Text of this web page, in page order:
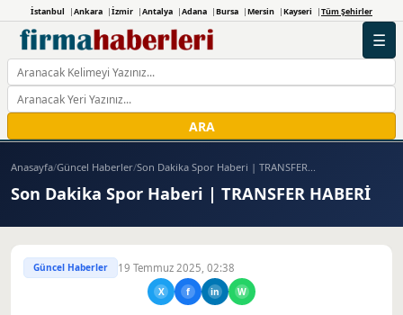
İstanbul Ankara İzmir Antalya Adana Bursa Mersin Kayseri Tüm Şehirler
ARA
☰
Anasayfa/Güncel Haberler/Son Dakika Spor Haberi | TRANSFER...
Son Dakika Spor Haberi | TRANSFER HABERİ
Güncel Haberler 19 Temmuz 2025, 02:38
X f in W